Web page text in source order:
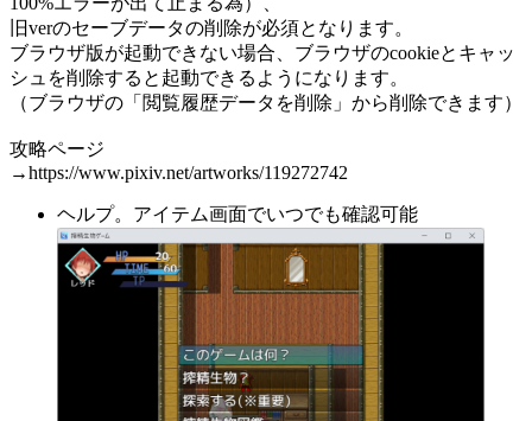
旧verのセーブデータの削除が必須となります。
ブラウザ版が起動できない場合、ブラウザのcookieとキャッ
シュを削除すると起動できるようになります。
（ブラウザの「閲覧履歴データを削除」から削除できます）
攻略ページ
→https://www.pixiv.net/artworks/119272742
ヘルプ。アイテム画面でいつでも確認可能